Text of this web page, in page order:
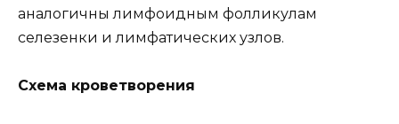
аналогичны лимфоидным фолликулам
селезенки и лимфатических узлов.
Схема кроветворения